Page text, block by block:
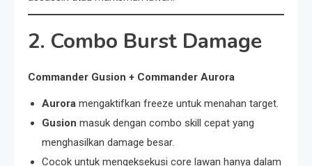
2. Combo Burst Damage
Commander Gusion + Commander Aurora
Aurora mengaktifkan freeze untuk menahan target.
Gusion masuk dengan combo skill cepat yang
menghasilkan damage besar.
Cocok untuk mengeksekusi core lawan hanya dalam